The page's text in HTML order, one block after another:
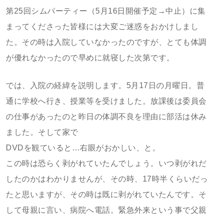
第25回シムパーティー（5月16日開催予定→中止）に集
まってくださった皆様には大変ご迷惑をおかけしまし
た。その時は入院していなかったのですが、とても体調
が優れなかったので早めに就寝した次第です。
では、入院の経緯を説明します。5月17日の月曜日。普
通に学校へ行き、授業等を受けました。放課後は委員会
の仕事があったのと昨日の体調不良を理由に部活は休み
ました。そして家で
DVDを観ていると…右眼がおかしい、と。
この時は恐らく剥がれていたんでしょう。いつ剥がれだ
したのかはわかりませんが、その時、17時半くらいだっ
たと思いますが、その時は既に剥がれていたんです。そ
して母親に言い、病院へ電話。緊急外来という事で父親